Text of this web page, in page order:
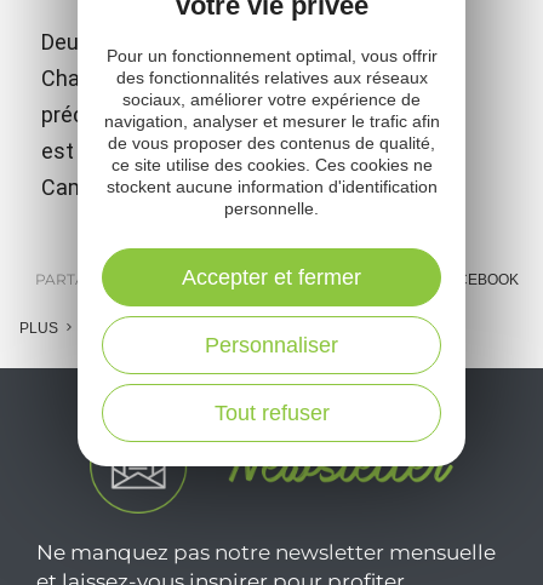
Deux salles d'expositions sont dédiées à
Charles de Louvrié, ingénieur français
précurseur du moteur à réaction. Ce musée
est situé à Bes-Bédène (commune de
Campouriez).
PARTAGER : E-MAIL MESSENGER FACEBOOK
PLUS
Ne manquez pas notre newsletter mensuelle
Pour un fonctionnement optimal, vous offrir
des fonctionnalités relatives aux réseaux
sociaux, améliorer votre expérience de
navigation, analyser et mesurer le trafic afin
de vous proposer des contenus de qualité,
ce site utilise des cookies. Ces cookies ne
stockent aucune information d'identification
personnelle.
Tout refuser
Personnaliser
Accepter et fermer